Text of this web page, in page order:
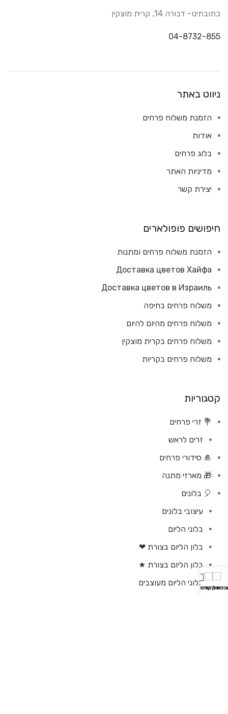
כתובתינו- דבורה 14, קרית מוצקין
04-8732-855
ניווט באתר
הזמנת משלוח פרחים
אודות
בלוג פרחים
מדיניות האתר
יצירת קשר
חיפושים פופולארים
הזמנת משלוח פרחים ומתנות
Доставка цветов Хайфа
Доставка цветов в Израиль
משלוח פרחים בחיפה
משלוח פרחים מהיום להיום
משלוח פרחים בקרית מוצקין
משלוח פרחים בקריות
קטגוריות
💐 זרי פרחים
זרים לראש
🎍 סידורי פרחים
🎁 מארזי מתנה
🎈 בלונים
עיצובי בלונים
בלוני הליום
בלון הליום בצורת ❤
בלון הליום בצורת ★
בלוני הליום מעוצבים
קשר
סל קניות
חנות